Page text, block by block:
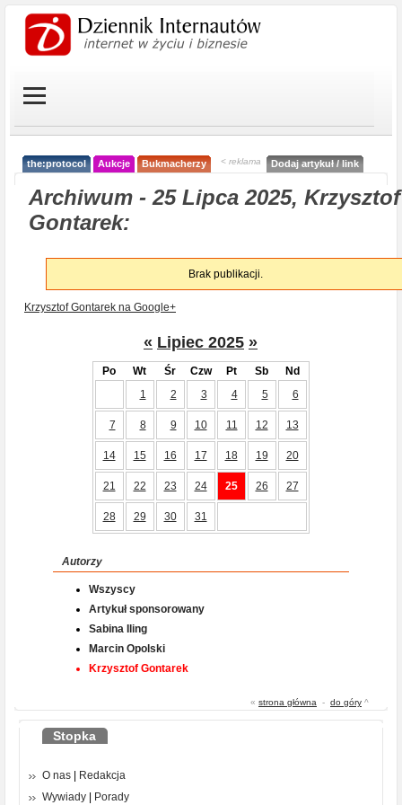
the:protocol Aukcje Bukmacherzy < reklama Dodaj artykuł / link
Archiwum - 25 Lipca 2025, Krzysztof
Gontarek:
Brak publikacji.
Krzysztof Gontarek na Google+
« Lipiec 2025 »
Po Wt Śr Czw Pt Sb
Nd
1
2 3 4 5 6
7 8 9 10 11 12 13
14 15 16 17 18 19 20
21 22 23 24 25 26 27
28 29 30 31
Autorzy
Wszyscy
Artykuł sponsorowany
Sabina Iling
Marcin Opolski
Krzysztof Gontarek
« strona główna - do góry ^
Stopka
O nas
Redakcja
Wywiady
Porady